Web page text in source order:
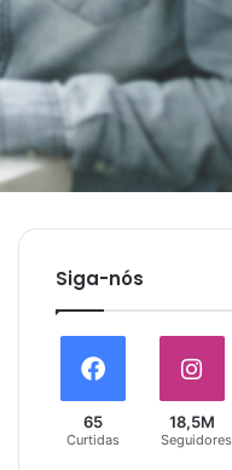
Siga-nós
65
Curtidas
18,5M
Seguidores